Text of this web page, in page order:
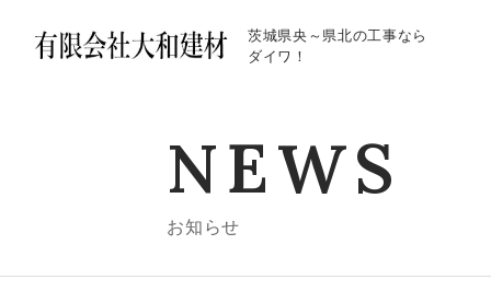
茨城県央～県北の工事なら
ダイワ！
NEWS
お知らせ